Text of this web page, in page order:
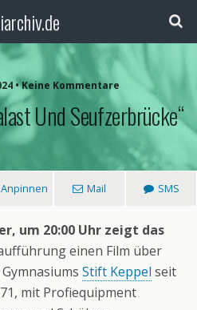
• Keine Kommentare
Und Seufzerbrücke“
Anpinnen Mail SMS
um 20:00 Uhr zeigt das
einen Film über
Stift Keppel seit
mit Profiequipment